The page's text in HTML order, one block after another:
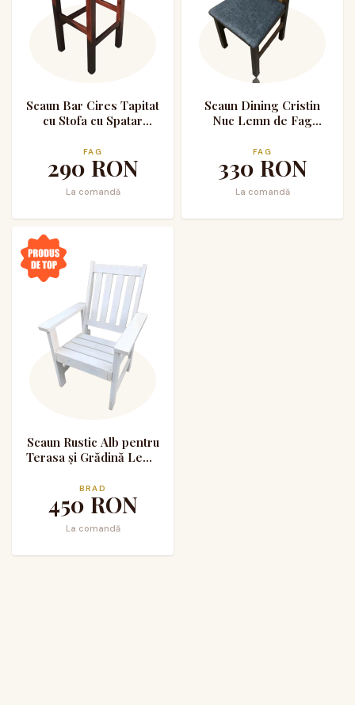
Scaun Bar Cires Tapitat
cu Stofa cu Spatar
FAG
290 RON
La comandă
Scaun Dining Cristin
Nuc Lemn de Fag
FAG
330 RON
La comandă
Scaun Rustic Alb pentru
Terasa și Grădină Lemn
BRAD
450 RON
La comandă